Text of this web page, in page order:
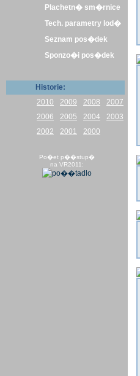
Plachetn� sm�rnice
Tech. parametry lod�
Seznam pos�dek
Sponzo�i pos�dek
Historie:
2010
2009 2008
2007
2006
2005 2004
2003
2002
2001 2000
Po�et p��stup�
na VR2011: